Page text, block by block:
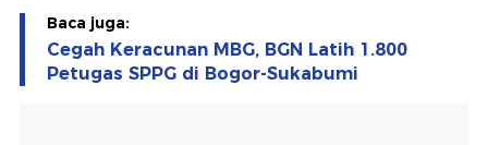
Baca juga:
Cegah Keracunan MBG, BGN Latih 1.800
Petugas SPPG di Bogor-Sukabumi